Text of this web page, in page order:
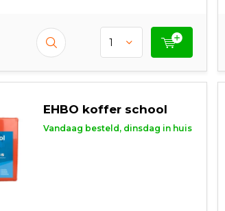
EHBO koffer school
Vandaag besteld, dinsdag in huis